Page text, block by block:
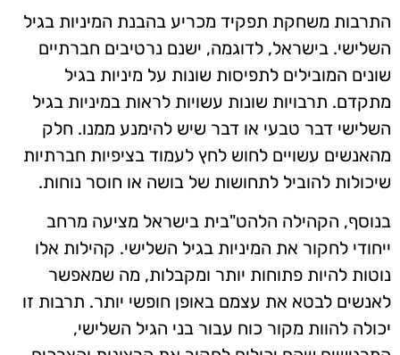
התרבות משחקת תפקיד מכריע בהבנת המיניות בגיל
השלישי. בישראל, לדוגמה, ישנם נרטיבים חברתיים
שונים המובילים לתפיסות שונות על מיניות בגיל
מתקדם. תרבויות שונות עשויות לראות במיניות בגיל
השלישי דבר טבעי או דבר שיש להימנע ממנו. חלק
מהאנשים עשויים לחוש לחץ לעמוד בציפיות חברתיות
שיכולות להוביל לתחושות של בושה או חוסר נוחות.
בנוסף, הקהילה הלהט"בית בישראל מציעה מרחב
ייחודי לחקור את המיניות בגיל השלישי. קהילות אלו
נוטות להיות פתוחות יותר ומקבלות, מה שמאפשר
לאנשים לבטא את עצמם באופן חופשי יותר. תרבות זו
יכולה להוות מקור כוח עבור בני הגיל השלישי,